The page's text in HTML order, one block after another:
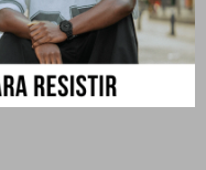
original.